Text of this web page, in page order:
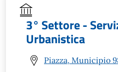
3° Settore -
Urbanistica
Piazza, Municipio